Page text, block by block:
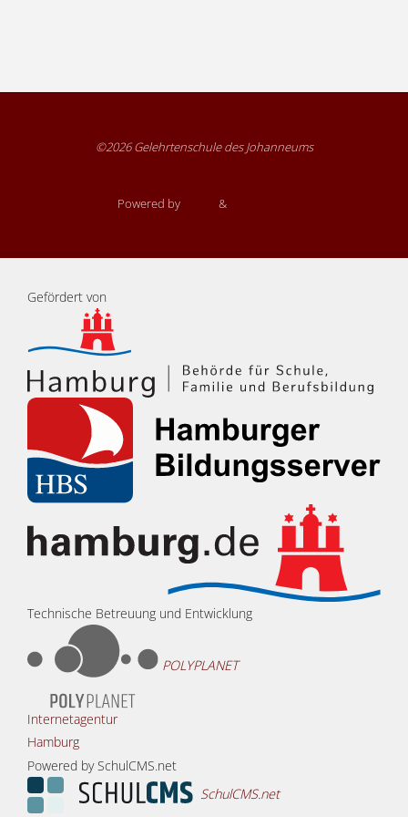
©2026 Gelehrtenschule des Johanneums
Powered byFluida &
Gefördert von
Technische Betreuung und Entwicklung
POLYPLANET
Internetagentur
Hamburg
Powered by SchulCMS.net
SchulCMS.net